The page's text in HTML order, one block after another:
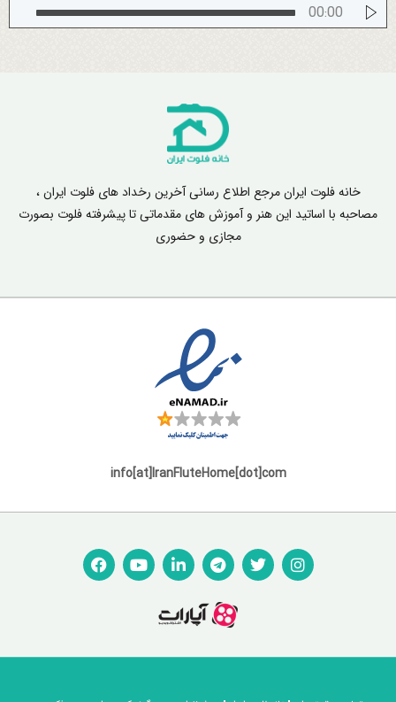
00:00
خانه فلوت ایران مرجع اطلاع رسانی آخرین رخداد های فلوت ایران ،
مصاحبه با اساتید این هنر و آموزش های مقدماتی تا پیشرفته فلوت بصورت
مجازی و حضوری
info[at]IranFluteHome[dot]com